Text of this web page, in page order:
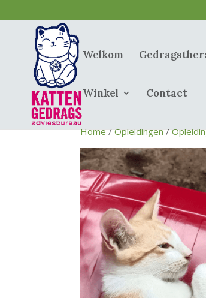
Welkom
Winkel Contact
Home/Opleidingen/